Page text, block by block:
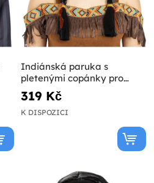
Indiánská paruka s
pletenými copánky pro
ženy
319 Kč
K DISPOZICI